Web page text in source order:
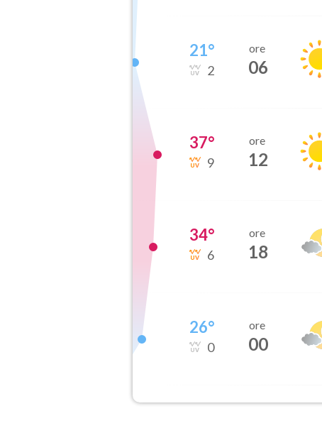
21°
2
ore
06
37°
9
ore
12
34°
6
ore
18
26°
0
ore
00